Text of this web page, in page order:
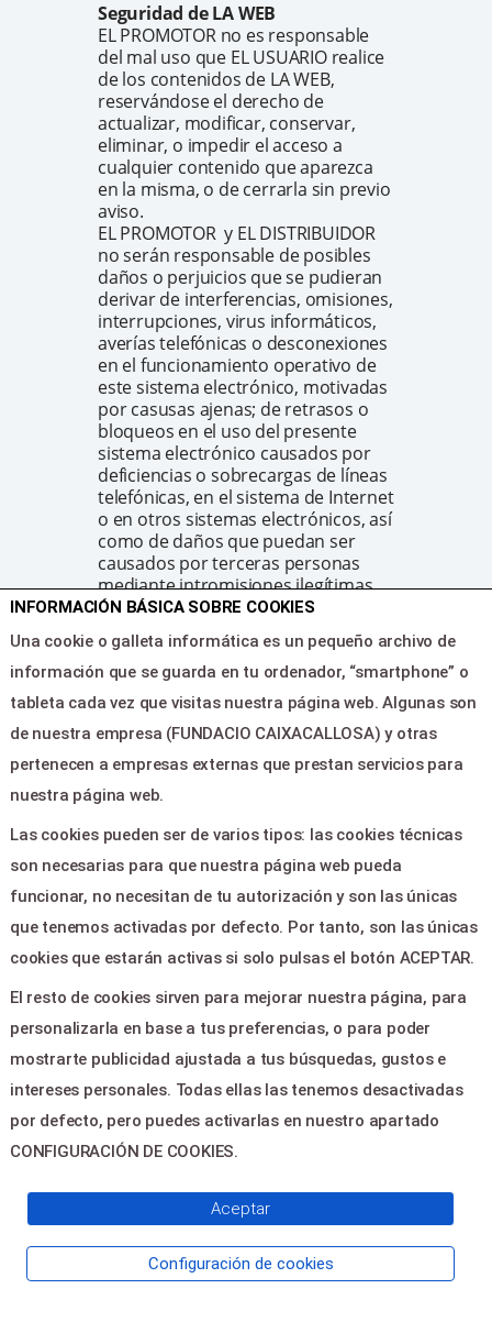
Seguridad de LA WEB
EL PROMOTOR no es responsable
del mal uso que EL USUARIO realice
de los contenidos de LA WEB,
reservándose el derecho de
actualizar, modificar, conservar,
eliminar, o impedir el acceso a
cualquier contenido que aparezca
en la misma, o de cerrarla sin previo
aviso.
EL PROMOTOR y EL DISTRIBUIDOR
no serán responsable de posibles
daños o perjuicios que se pudieran
derivar de interferencias, omisiones,
interrupciones, virus informáticos,
averías telefónicas o desconexiones
en el funcionamiento operativo de
este sistema electrónico, motivadas
por casusas ajenas; de retrasos o
bloqueos en el uso del presente
sistema electrónico causados por
deficiencias o sobrecargas de líneas
telefónicas, en el sistema de Internet
o en otros sistemas electrónicos, así
como de daños que puedan ser
causados por terceras personas
mediante intromisiones ilegítimas
fuera del control DEL PROMOTOR y
EL DISTRIBUIDOR.
EL PROMOTOR y EL DISTRIBUIDOR
no serán responsable de las
infracciones cometidas por EL
USUARIO que atenten contra los
derechos de otro usuario de LA WEB
o de terceros.
Sin perjuicio de lo expresado
anteriormente, EL PROMOTOR y EL
DISTRIBUIDOR hacen un gran
esfuerzo por reforzar sus sistemas
de seguridad, procediendo a
revisiones periódicas con el fin de
minimizar el impacto de los
problemas mencionados en los
párrafos anteriores.
utiliza un servidor seguro. Este tipo
de servidores garantiza la privacidad
de los datos que se transmiten por
Internet. Dicha privacidad se
consigue mediante el protocolo SSL
(estándar utilizado por la industria
de la seguridad). Cualquier versión
de los navegadores soporta dicho
El protocolo SSL funciona
sencillamente encriptando los datos
que envía el USUARIO mediante el
sistema de cifrado RSA cuando está
ubicado en una zona segura de un
INFORMACIÓN BÁSICA SOBRE COOKIES
Una cookie o galleta informática es un pequeño archivo de
información que se guarda en tu ordenador, “smartphone” o
tableta cada vez que visitas nuestra página web. Algunas son
de nuestra empresa (FUNDACIO CAIXACALLOSA) y otras
pertenecen a empresas externas que prestan servicios para
nuestra página web.
Las cookies pueden ser de varios tipos: las cookies técnicas
son necesarias para que nuestra página web pueda
funcionar, no necesitan de tu autorización y son las únicas
que tenemos activadas por defecto. Por tanto, son las únicas
cookies que estarán activas si solo pulsas el botón ACEPTAR.
El resto de cookies sirven para mejorar nuestra página, para
personalizarla en base a tus preferencias, o para poder
mostrarte publicidad ajustada a tus búsquedas, gustos e
intereses personales. Todas ellas las tenemos desactivadas
por defecto, pero puedes activarlas en nuestro apartado
CONFIGURACIÓN DE COOKIES.
Aceptar
Configuración de cookies